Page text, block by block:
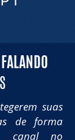
FALANDO
suas
de forma
canal no